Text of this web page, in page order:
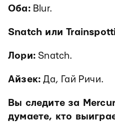
Оба:Blur.
Snatch или
Лори: Snatch.
Айзек: Да, Гай Ричи.
Вы следите за
думаете, кто